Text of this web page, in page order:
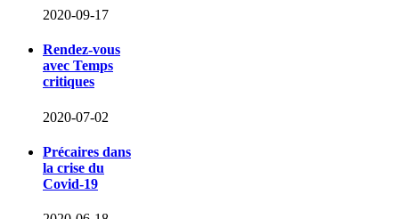
2020-09-17
Rendez-vous
avec Temps
critiques
2020-07-02
Précaires dans
la crise du
Covid-19